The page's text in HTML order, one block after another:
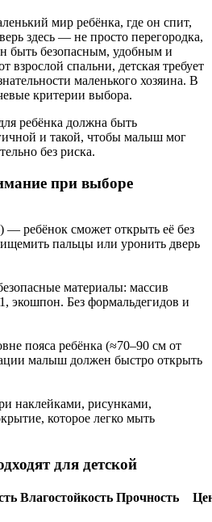
мир ребёнка, где он спит,
здесь — не просто перегородка,
быть безопасным, удобным и
взрослой спальни, детская требует
маленького хозяина. В
критерии выбора.
ребёнка должна быть
и такой, чтобы малыш мог
без риска.
при выборе
— ребёнок сможет открыть её без
пальцы или уронить дверь
материалы: массив
экошпон. Без формальдегидов и
пояса ребёнка (≈70–90 см от
малыш должен быстро открыть
наклейками, рисунками,
которое легко мыть
для детской
Влагостойкость Прочность